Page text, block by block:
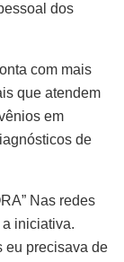
dos
com mais
que atendem
em
de
Nas redes
iniciativa.
eu precisava de